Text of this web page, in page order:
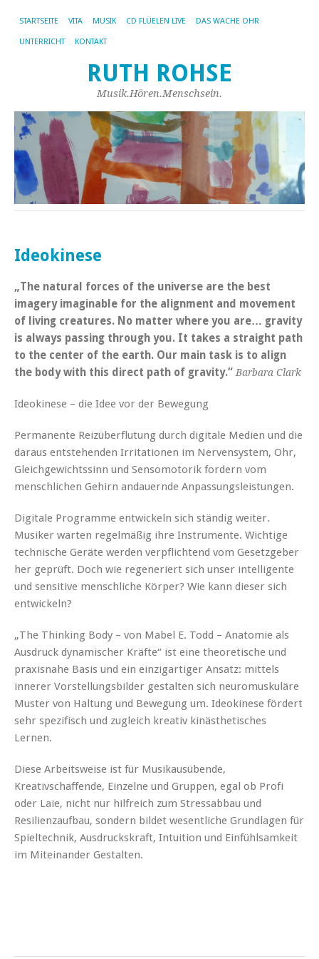
STARTSEITE VITA MUSIK CD FLÜELEN LIVE DAS WACHE OHR
UNTERRICHT KONTAKT
RUTH ROHSE
Musik.Hören.Menschsein.
Ideokinese
„The natural forces of the universe are the best
imagery imaginable for the alignment and movement
of living creatures. No matter where you are… gravity
is always passing through you. It takes a straight path
to the center of the earth. Our main task is to align
the body with this direct path of gravity.“ Barbara Clark
Ideokinese – die Idee vor der Bewegung
Permanente Reizüberflutung durch digitale Medien und die
daraus entstehenden Irritationen im Nervensystem, Ohr,
Gleichgewichtssinn und Sensomotorik fordern vom
menschlichen Gehirn andauernde Anpassungsleistungen.
Digitale Programme entwickeln sich ständig weiter.
Musiker warten regelmäßig ihre Instrumente. Wichtige
technische Geräte werden verpflichtend vom Gesetzgeber
her geprüft. Doch wie regeneriert sich unser intelligente
und sensitive menschliche Körper? Wie kann dieser sich
entwickeln?
„The Thinking Body – von Mabel E. Todd – Anatomie als
Ausdruck dynamischer Kräfte“ ist eine theoretische und
praxisnahe Basis und ein einzigartiger Ansatz: mittels
innerer Vorstellungsbilder gestalten sich neuromuskuläre
Muster von Haltung und Bewegung um. Ideokinese fördert
sehr spezifisch und zugleich kreativ kinästhetisches
Lernen.
Diese Arbeitsweise ist für Musikausübende,
Kreativschaffende, Einzelne und Gruppen, egal ob Profi
oder Laie, nicht nur hilfreich zum Stressabbau und
Resilienzaufbau, sondern bildet wesentliche Grundlagen für
Spieltechnik, Ausdruckskraft, Intuition und Einfühlsamkeit
im Miteinander Gestalten.